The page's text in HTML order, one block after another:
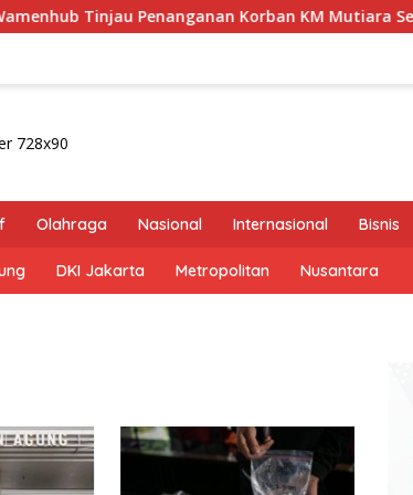
Korban KM Mutiara Sentosa II di RS PHC
Olahraga Nasional Internasional Bisnis
DKI Jakarta Metropolitan Nusantara